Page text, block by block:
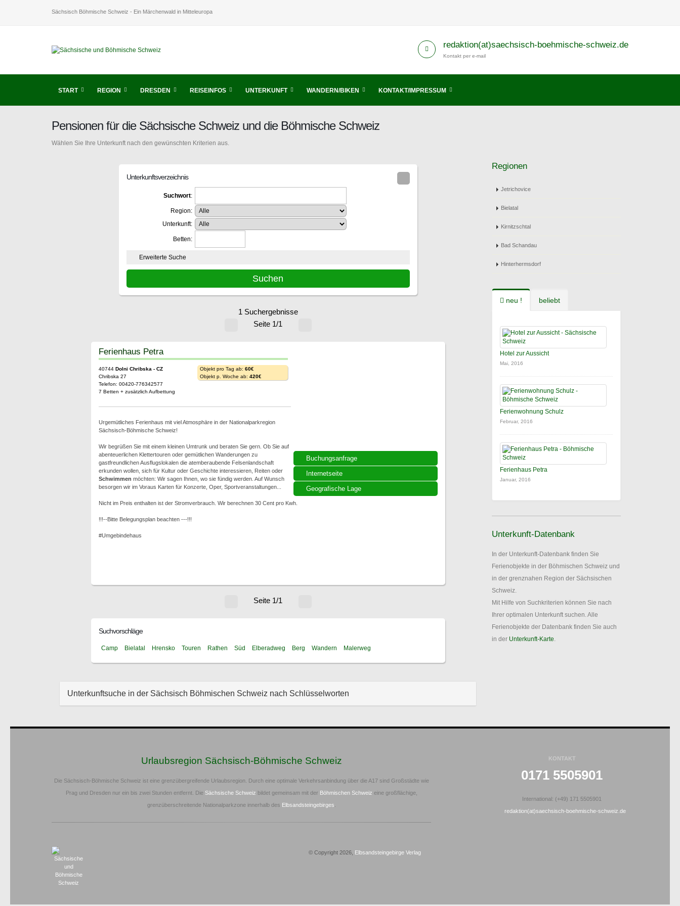
Sächsisch Böhmische Schweiz - Ein Märchenwald in Mitteleuropa
redaktion(at)saechsisch-boehmische-schweiz.de
Kontakt per e-mail
START REGION DRESDEN REISEINFOS UNTERKUNFT WANDERN/BIKEN KONTAKT/IMPRESSUM
Pensionen für die Sächsische Schweiz und die Böhmische Schweiz
Wählen Sie Ihre Unterkunft nach den gewünschten Kriterien aus.
Unterkunftsverzeichnis
Suchwort:
Region:
Unterkunft:
Betten:
Erweiterte Suche
1 Suchergebnisse
Seite 1/1
Buchungsanfrage
Internetseite
Geografische Lage
Ferienhaus Petra
40744 Dolni Chribska - CZ
Chribska 27
Telefon: 00420-776342577
7 Betten + zusätzlich Aufbettung
Objekt pro Tag ab: 60€
Objekt p. Woche ab: 420€
Urgemütliches Ferienhaus mit viel Atmosphäre in der Nationalparkregion
Sächsisch-Böhmische Schweiz!
Wir begrüßen Sie mit einem kleinen Umtrunk und beraten Sie gern. Ob Sie auf
abenteuerlichen Klettertouren oder gemütlichen Wanderungen zu
gastfreundlichen Ausflugslokalen die atemberaubende Felsenlandschaft
erkunden wollen, sich für Kultur oder Geschichte interessieren, Reiten oder
Schwimmen möchten: Wir sagen Ihnen, wo sie fündig werden. Auf Wunsch
besorgen wir im Voraus Karten für Konzerte, Oper, Sportveranstaltungen...
Nicht im Preis enthalten ist der Stromverbrauch. Wir berechnen 30 Cent pro Kwh.
!!!--Bitte Belegungsplan beachten ---!!!
#Umgebindehaus
Seite 1/1
Suchvorschläge
Camp Bielatal Hrensko Touren Rathen Süd Elberadweg Berg Wandern Malerweg
Unterkunftsuche in der Sächsisch Böhmischen Schweiz nach Schlüsselworten
Regionen
Jetrichovice
Bielatal
Kirnitzschtal
Bad Schandau
Hinterhermsdorf
neu ! beliebt
Hotel zur Aussicht
Mai, 2016
Ferienwohnung Schulz
Februar, 2016
Ferienhaus Petra
Januar, 2016
Unterkunft-Datenbank
In der Unterkunft-Datenbank finden Sie
Ferienobjekte in der Böhmischen Schweiz und
in der grenznahen Region der Sächsischen
Schweiz.
Mit Hilfe von Suchkriterien können Sie nach
Ihrer optimalen Unterkunft suchen. Alle
Ferienobjekte der Datenbank finden Sie auch
in der Unterkunft-Karte.
Urlaubsregion Sächsisch-Böhmische Schweiz
Die Sächsisch-Böhmische Schweiz ist eine grenzübergreifende Urlaubsregion. Durch eine optimale Verkehrsanbindung über die A17 sind Großstädte wie
Prag und Dresden nur ein bis zwei Stunden entfernt. Die Sächsische Schweiz bildet gemeinsam mit der Böhmischen Schweiz eine großflächige,
grenzüberschreitende Nationalparkzone innerhalb des Elbsandsteingebirges
KONTAKT
0171 5505901
International: (+49) 171 5505901
redaktion(at)saechsisch-boehmische-schweiz.de
© Copyright 2026, Elbsandsteingebirge Verlag